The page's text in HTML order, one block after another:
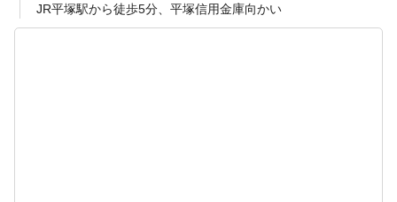
JR平塚駅から徒歩5分、平塚信用金庫向かい